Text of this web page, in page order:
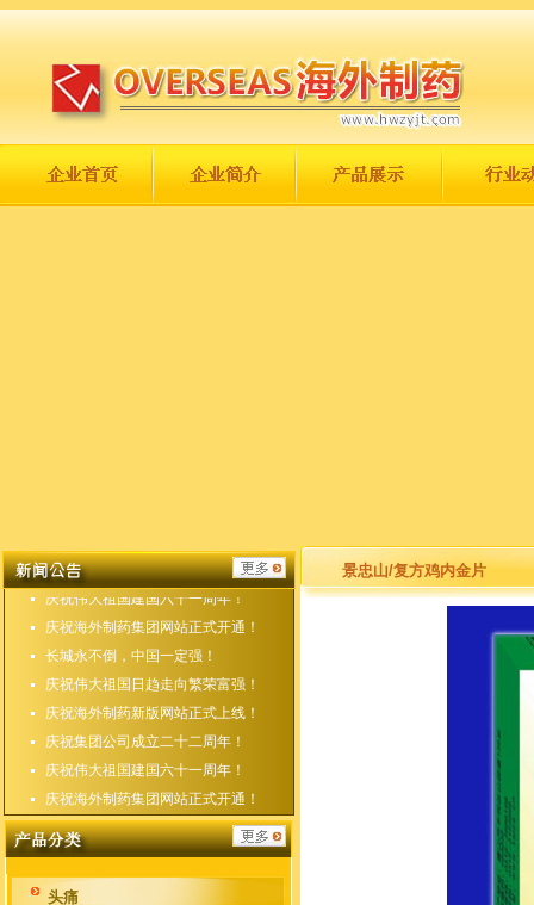
庆祝集团公司成立二十二周年！
庆祝伟大祖国建国六十一周年！
庆祝海外制药集团网站正式开通！
长城永不倒，中国一定强！
庆祝伟大祖国日趋走向繁荣富强！
庆祝海外制药新版网站正式上线！
庆祝集团公司成立二十二周年！
庆祝伟大祖国建国六十一周年！
庆祝海外制药集团网站正式开通！
头痛
景忠山/复方鸡内金片